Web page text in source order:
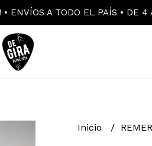
ENVÍOS A TODO EL PAÍS • DE 4
Inicio